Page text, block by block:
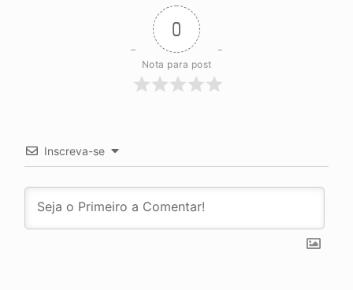
0
Nota para post
Inscreva-se